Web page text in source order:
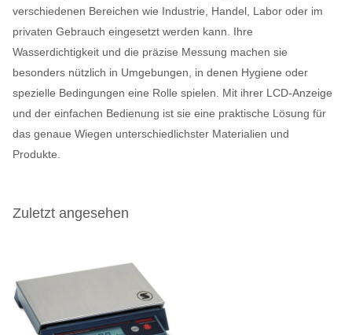
verschiedenen Bereichen wie Industrie, Handel, Labor oder im
privaten Gebrauch eingesetzt werden kann. Ihre
Wasserdichtigkeit und die präzise Messung machen sie
besonders nützlich in Umgebungen, in denen Hygiene oder
spezielle Bedingungen eine Rolle spielen. Mit ihrer LCD-Anzeige
und der einfachen Bedienung ist sie eine praktische Lösung für
das genaue Wiegen unterschiedlichster Materialien und
Produkte.
Zuletzt angesehen